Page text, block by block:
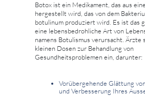
Botox ist ein Medikament, das aus
hergestellt wird, das von dem
botulinum produziert wird. Es ist das
eine lebensbedrohliche Art von
namens Botulismus verursacht. Ärzte
kleinen Dosen zur Behandlung von
Gesundheitsproblemen ein, darunter:
Vorübergehende Glättung
und Verbesserung Ihres